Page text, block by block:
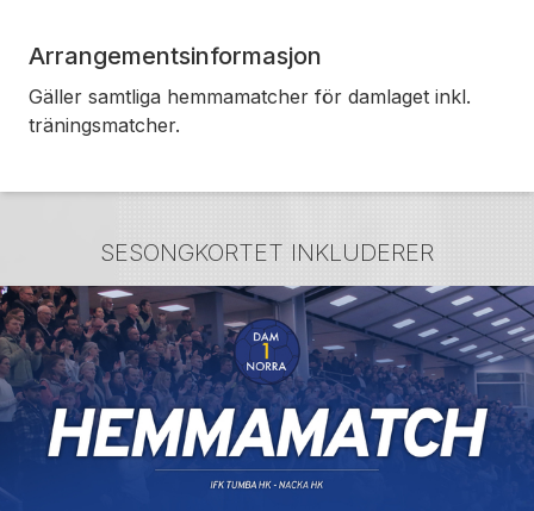
Arrangementsinformasjon
Gäller samtliga hemmamatcher för damlaget inkl.
träningsmatcher.
SESONGKORTET INKLUDERER